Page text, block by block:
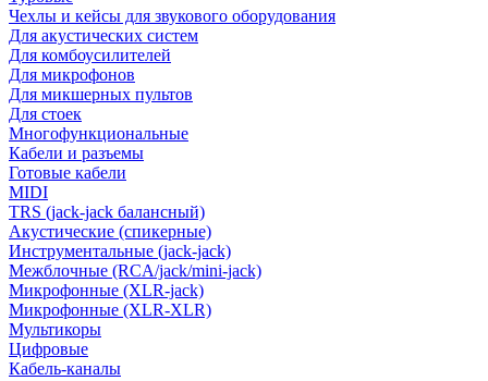
Чехлы и кейсы для звукового оборудования
Для акустических систем
Для комбоусилителей
Для микрофонов
Для микшерных пультов
Для стоек
Многофункциональные
Кабели и разъемы
Готовые кабели
MIDI
TRS (jack-jack балансный)
Акустические (спикерные)
Инструментальные (jack-jack)
Межблочные (RCA/jack/mini-jack)
Микрофонные (XLR-jack)
Микрофонные (XLR-XLR)
Мультикоры
Цифровые
Кабель-каналы